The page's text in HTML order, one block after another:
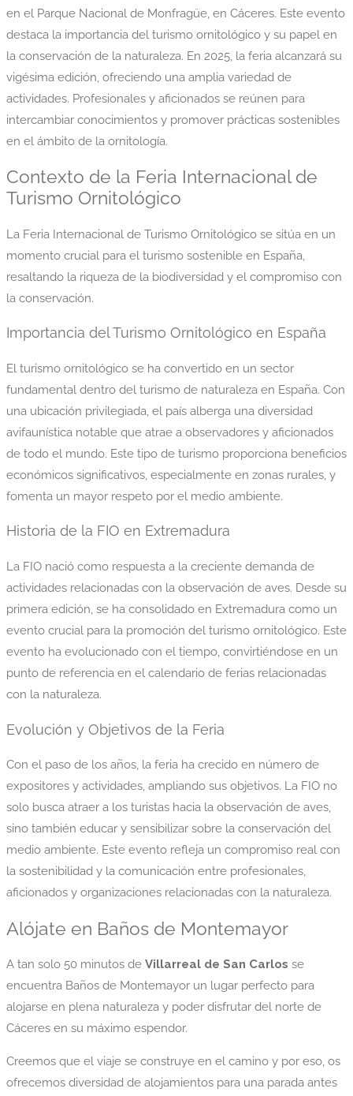
en el Parque Nacional de Monfragüe, en Cáceres. Este evento
destaca la importancia del turismo ornitológico y su papel en
la conservación de la naturaleza. En 2025, la feria alcanzará su
vigésima edición, ofreciendo una amplia variedad de
actividades. Profesionales y aficionados se reúnen para
intercambiar conocimientos y promover prácticas sostenibles
en el ámbito de la ornitología.
Contexto de la Feria Internacional de
Turismo Ornitológico
La Feria Internacional de Turismo Ornitológico se sitúa en un
momento crucial para el turismo sostenible en España,
resaltando la riqueza de la biodiversidad y el compromiso con
la conservación.
Importancia del Turismo Ornitológico en España
El turismo ornitológico se ha convertido en un sector
fundamental dentro del turismo de naturaleza en España. Con
una ubicación privilegiada, el país alberga una diversidad
avifaunística notable que atrae a observadores y aficionados
de todo el mundo. Este tipo de turismo proporciona beneficios
económicos significativos, especialmente en zonas rurales, y
fomenta un mayor respeto por el medio ambiente.
Historia de la FIO en Extremadura
La FIO nació como respuesta a la creciente demanda de
actividades relacionadas con la observación de aves. Desde su
primera edición, se ha consolidado en Extremadura como un
evento crucial para la promoción del turismo ornitológico. Este
evento ha evolucionado con el tiempo, convirtiéndose en un
punto de referencia en el calendario de ferias relacionadas
con la naturaleza.
Evolución y Objetivos de la Feria
Con el paso de los años, la feria ha crecido en número de
expositores y actividades, ampliando sus objetivos. La FIO no
solo busca atraer a los turistas hacia la observación de aves,
sino también educar y sensibilizar sobre la conservación del
medio ambiente. Este evento refleja un compromiso real con
la sostenibilidad y la comunicación entre profesionales,
aficionados y organizaciones relacionadas con la naturaleza.
Alójate en Baños de Montemayor
A tan solo 50 minutos de Villarreal de San Carlos se
encuentra Baños de Montemayor un lugar perfecto para
alojarse en plena naturaleza y poder disfrutar del norte de
Cáceres en su máximo espendor.
Creemos que el viaje se construye en el camino y por eso, os
ofrecemos diversidad de alojamientos para una parada antes